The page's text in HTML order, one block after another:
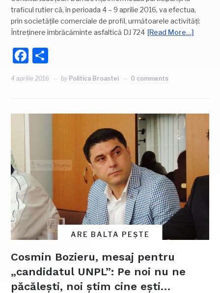
traficul rutier că, în perioada 4 – 9 aprilie 2016, va efectua,
prin societățile comerciale de profil, următoarele activități:
Întreţinere îmbrăcăminte asfaltică DJ 724 [Read More…]
Facebook
4 aprilie 2016 by Politica Broastei 0 comments
ARE BALTA PEȘTE
Cosmin Bozieru, mesaj pentru
„candidatul UNPL”: Pe noi nu ne
păcălești, noi știm cine ești…